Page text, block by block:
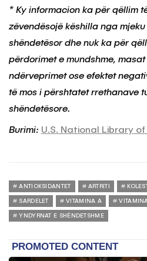
* Ky informacion ka për qëllim
zëvendësojë këshilla nga
shëndetësor dhe nuk ka për
përdorimet e mundshme,
ndërveprimet ose efektet
të mos i përshtatet rrethanave
shëndetësore.
Burimi: U.S. National Library
ANTIOKSIDANTET ARTRITI
SARDELET VITAMINA A
YNDYRNAT E SHËNDETSHME